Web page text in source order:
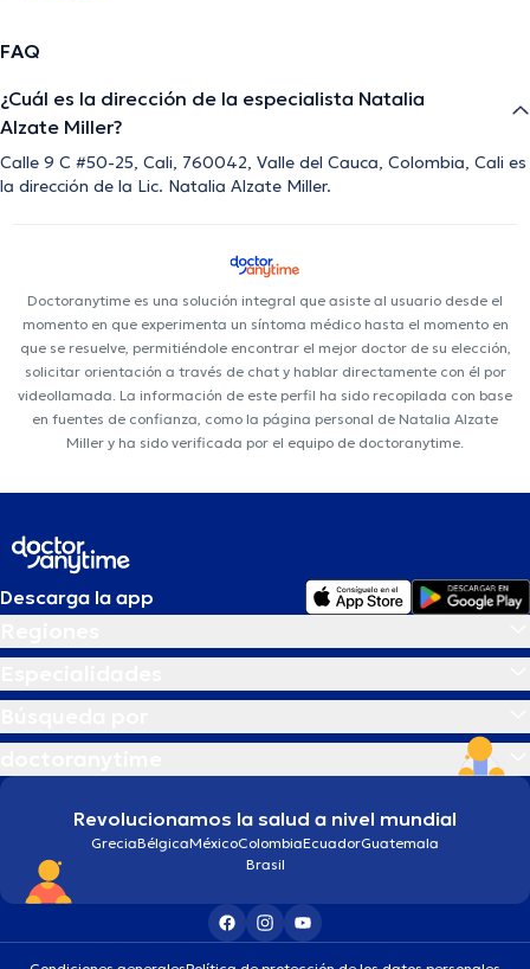
FAQ
¿Cuál es la dirección de la especialista Natalia
Alzate Miller?
Calle 9 C #50-25, Cali, 760042, Valle del Cauca, Colombia, Cali es
la dirección de la Lic. Natalia Alzate Miller.
Doctoranytime es una solución integral que asiste al usuario desde el
momento en que experimenta un síntoma médico hasta el momento en
que se resuelve, permitiéndole encontrar el mejor doctor de su elección,
solicitar orientación a través de chat y hablar directamente con él por
videollamada. La información de este perfil ha sido recopilada con base
en fuentes de confianza, como la página personal de Natalia Alzate
Miller y ha sido verificada por el equipo de doctoranytime.
Descarga la app
Revolucionamos la salud a nivel mundial
GreciaBélgicaMéxicoColombiaEcuadorGuatemala
Brasil